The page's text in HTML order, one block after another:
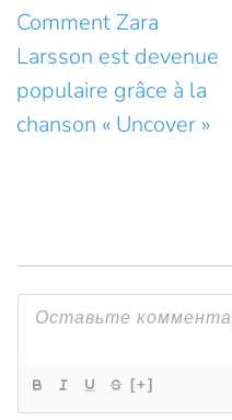
Comment Zara
Larsson est devenue
populaire grâce à la
chanson « Uncover »
[+]